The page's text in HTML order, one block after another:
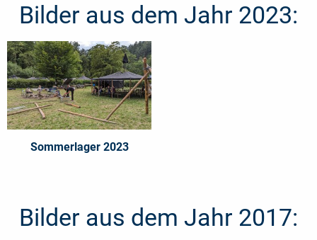
Bilder aus dem Jahr 2023:
Sommerlager 2023
Bilder aus dem Jahr 2017: